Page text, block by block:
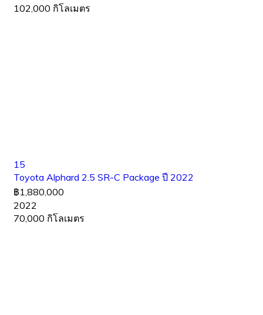
102,000 กิโลเมตร
15
Toyota Alphard 2.5 SR-C Package ปี 2022
฿1,880,000
2022
70,000 กิโลเมตร